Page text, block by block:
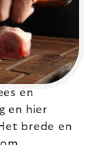
en
en hier
brede en